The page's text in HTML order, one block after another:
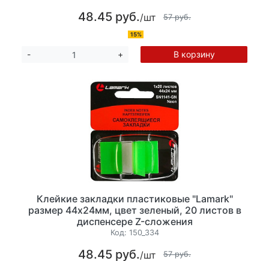
48.45 руб./шт 57 руб.
15%
- + В корзину
Клейкие закладки пластиковые "Lamark"
размер 44х24мм, цвет зеленый, 20 листов в
диспенсере Z-сложения
Код: 150_334
48.45 руб./шт 57 руб.